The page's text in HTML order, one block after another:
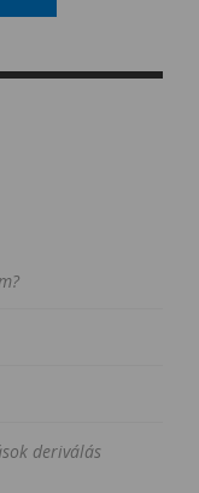
deriválás